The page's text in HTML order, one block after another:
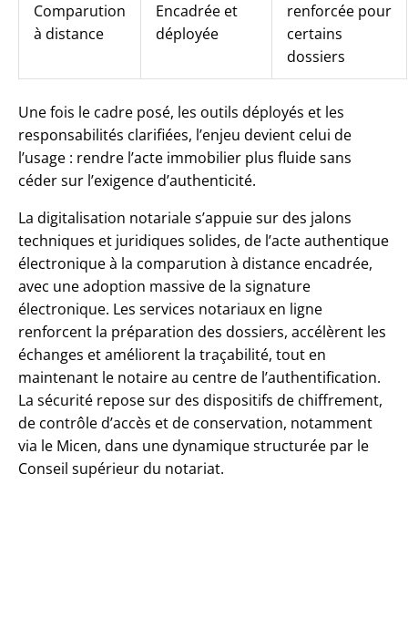
Comparution
à distance
Encadrée et
déployée
renforcée pour
certains
dossiers
Une fois le cadre posé, les outils déployés et les
responsabilités clarifiées, l’enjeu devient celui de
l’usage : rendre l’acte immobilier plus fluide sans
céder sur l’exigence d’authenticité.
La digitalisation notariale s’appuie sur des jalons
techniques et juridiques solides, de l’acte authentique
électronique à la comparution à distance encadrée,
avec une adoption massive de la signature
électronique. Les services notariaux en ligne
renforcent la préparation des dossiers, accélèrent les
échanges et améliorent la traçabilité, tout en
maintenant le notaire au centre de l’authentification.
La sécurité repose sur des dispositifs de chiffrement,
de contrôle d’accès et de conservation, notamment
via le Micen, dans une dynamique structurée par le
Conseil supérieur du notariat.